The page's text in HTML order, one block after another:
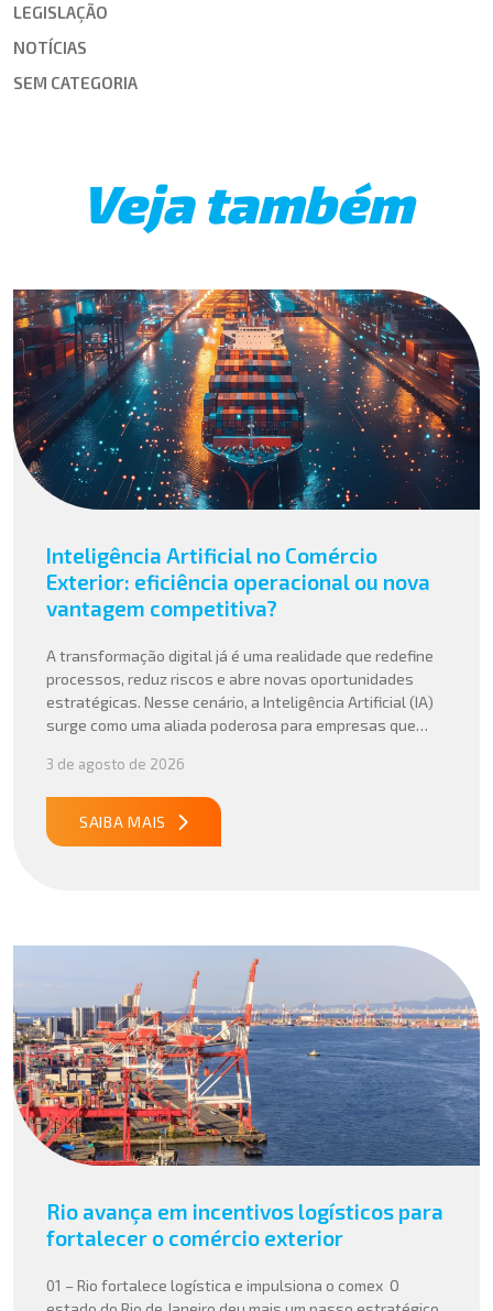
LEGISLAÇÃO
NOTÍCIAS
SEM CATEGORIA
Veja também
Inteligência Artificial no Comércio
Exterior: eficiência operacional ou nova
vantagem competitiva?
A transformação digital já é uma realidade que redefine
processos, reduz riscos e abre novas oportunidades
estratégicas. Nesse cenário, a Inteligência Artificial (IA)
surge como uma aliada poderosa para empresas que
suas operações internacionais. Mais do que automatizar
tarefas, a IA vem sendo aplicada para interpretar dados
complexos, […]
3 de agosto de 2026
SAIBA MAIS
Rio avança em incentivos logísticos para
fortalecer o comércio exterior
01 – Rio fortalece logística e impulsiona o comex O